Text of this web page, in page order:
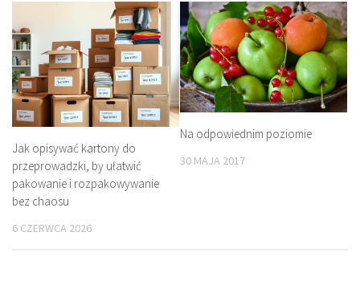
Jak opisywać kartony do
przeprowadzki, by ułatwić
pakowanie i rozpakowywanie
bez chaosu
6 CZERWCA 2026
Na odpowiednim poziomie
30 MAJA 2017